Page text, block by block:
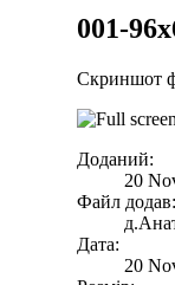
001-
Скриншот
Доданий:
20
Файл додав:
Дата:
20